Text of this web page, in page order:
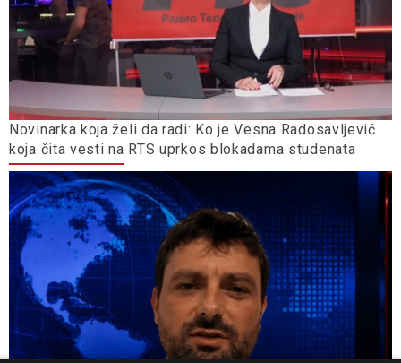
Novinarka koja želi da radi: Ko je Vesna Radosavljević
koja čita vesti na RTS uprkos blokadama studenata